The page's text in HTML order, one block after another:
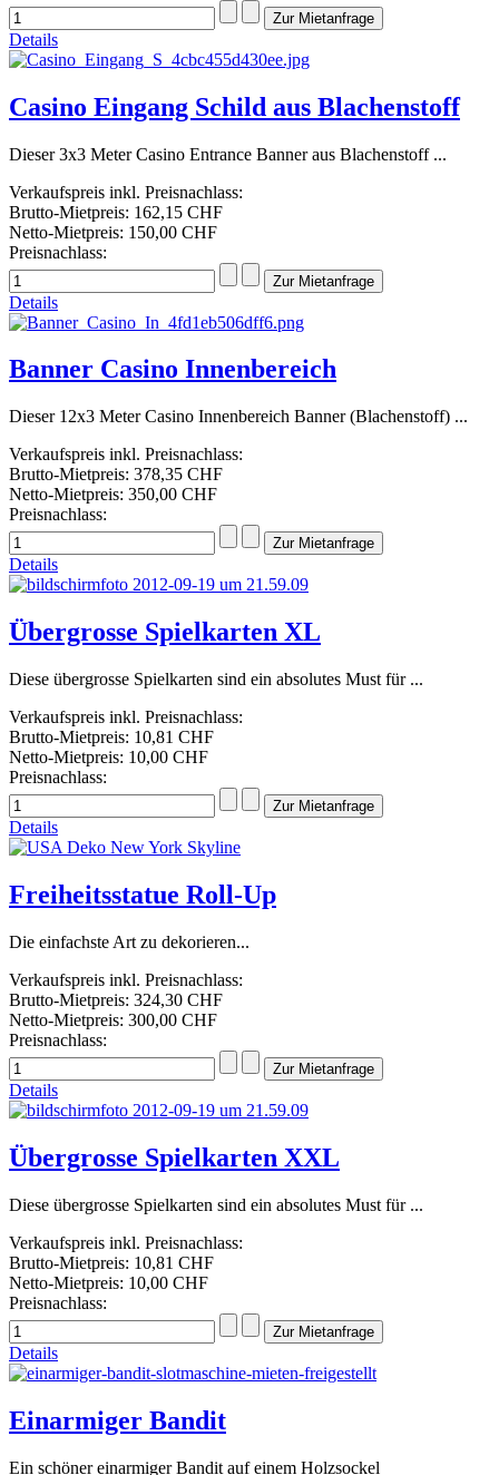
Details
Casino Eingang Schild aus Blachenstoff
Dieser 3x3 Meter Casino Entrance Banner aus Blachenstoff ...
Verkaufspreis inkl. Preisnachlass:
Brutto-Mietpreis: 162,15 CHF
Netto-Mietpreis: 150,00 CHF
Preisnachlass:
Details
Banner Casino Innenbereich
Dieser 12x3 Meter Casino Innenbereich Banner (Blachenstoff) ...
Verkaufspreis inkl. Preisnachlass:
Brutto-Mietpreis: 378,35 CHF
Netto-Mietpreis: 350,00 CHF
Preisnachlass:
Details
Übergrosse Spielkarten XL
Diese übergrosse Spielkarten sind ein absolutes Must für ...
Verkaufspreis inkl. Preisnachlass:
Brutto-Mietpreis: 10,81 CHF
Netto-Mietpreis: 10,00 CHF
Preisnachlass:
Details
Freiheitsstatue Roll-Up
Die einfachste Art zu dekorieren...
Verkaufspreis inkl. Preisnachlass:
Brutto-Mietpreis: 324,30 CHF
Netto-Mietpreis: 300,00 CHF
Preisnachlass:
Details
Übergrosse Spielkarten XXL
Diese übergrosse Spielkarten sind ein absolutes Must für ...
Verkaufspreis inkl. Preisnachlass:
Brutto-Mietpreis: 10,81 CHF
Netto-Mietpreis: 10,00 CHF
Preisnachlass:
Details
Einarmiger Bandit
Ein schöner einarmiger Bandit auf einem Holzsockel